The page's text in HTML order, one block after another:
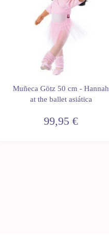
Muñeca Götz 50 cm - Hannah
at the ballet asiática
99,95 €